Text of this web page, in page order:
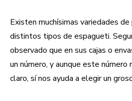
Existen muchísimas variedades
distintos tipos de espagueti.
observado que en sus cajas o
un número, y aunque este número
claro, sí nos ayuda a elegir un